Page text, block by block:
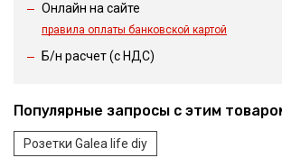
Онлайн на сайте
правила оплаты банковской картой
Б/н расчет (c НДС)
Популярные запросы с этим
Розетки Galea life diy